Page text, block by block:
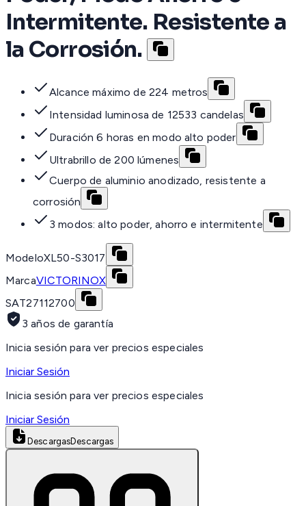
Intermitente. Resistente a
la Corrosión.
Alcance máximo de 224 metros
Intensidad luminosa de 12533 candelas
Duración 6 horas en modo alto poder
Ultrabrillo de 200 lúmenes
Cuerpo de aluminio anodizado, resistente a
corrosión
3 modos: alto poder, ahorro e intermitente
ModeloXL50-S3017
MarcaVICTORINOX
SAT27112700
3 años de garantía
Inicia sesión para ver precios especiales
Iniciar Sesión
Inicia sesión para ver precios especiales
Iniciar Sesión
DescargasDescargas